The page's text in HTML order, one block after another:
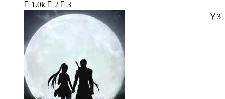
 1.0k  2  3
￥3